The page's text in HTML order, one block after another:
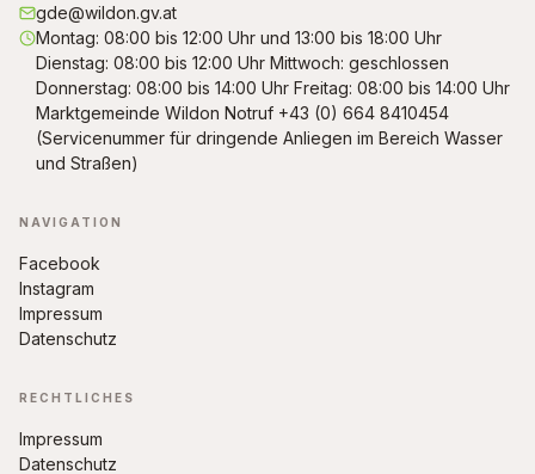
gde@wildon.gv.at
Montag: 08:00 bis 12:00 Uhr und 13:00 bis 18:00 Uhr
Dienstag: 08:00 bis 12:00 Uhr Mittwoch: geschlossen
Donnerstag: 08:00 bis 14:00 Uhr Freitag: 08:00 bis 14:00 Uhr
Marktgemeinde Wildon Notruf +43 (0) 664 8410454
(Servicenummer für dringende Anliegen im Bereich Wasser
und Straßen)
NAVIGATION
Facebook
Instagram
Impressum
Datenschutz
RECHTLICHES
Impressum
Datenschutz